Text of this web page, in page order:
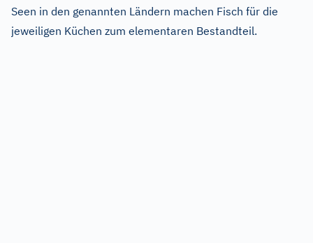
Seen in den genannten Ländern machen Fisch für die
jeweiligen Küchen zum elementaren Bestandteil.